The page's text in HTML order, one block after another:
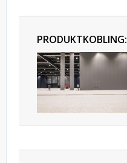
PRODUKTKOBLING: